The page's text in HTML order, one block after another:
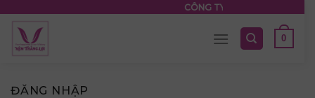
content
CÔNG TY TNHH NỆM THẮNG
0
ĐĂNG NHẬP